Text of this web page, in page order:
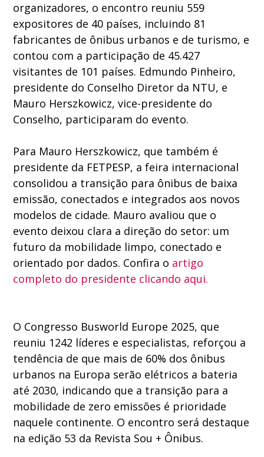
organizadores, o encontro reuniu 559
expositores de 40 países, incluindo 81
fabricantes de ônibus urbanos e de turismo, e
contou com a participação de 45.427
visitantes de 101 países. Edmundo Pinheiro,
presidente do Conselho Diretor da NTU, e
Mauro Herszkowicz, vice-presidente do
Conselho, participaram do evento.
Para Mauro Herszkowicz, que também é
presidente da FETPESP, a feira internacional
consolidou a transição para ônibus de baixa
emissão, conectados e integrados aos novos
modelos de cidade. Mauro avaliou que o
evento deixou clara a direção do setor: um
futuro da mobilidade limpo, conectado e
orientado por dados. Confira o artigo
completo do presidente clicando aqui.
O Congresso Busworld Europe 2025, que
reuniu 1242 líderes e especialistas, reforçou a
tendência de que mais de 60% dos ônibus
urbanos na Europa serão elétricos a bateria
até 2030, indicando que a transição para a
mobilidade de zero emissões é prioridade
naquele continente. O encontro será destaque
na edição 53 da Revista Sou + Ônibus.